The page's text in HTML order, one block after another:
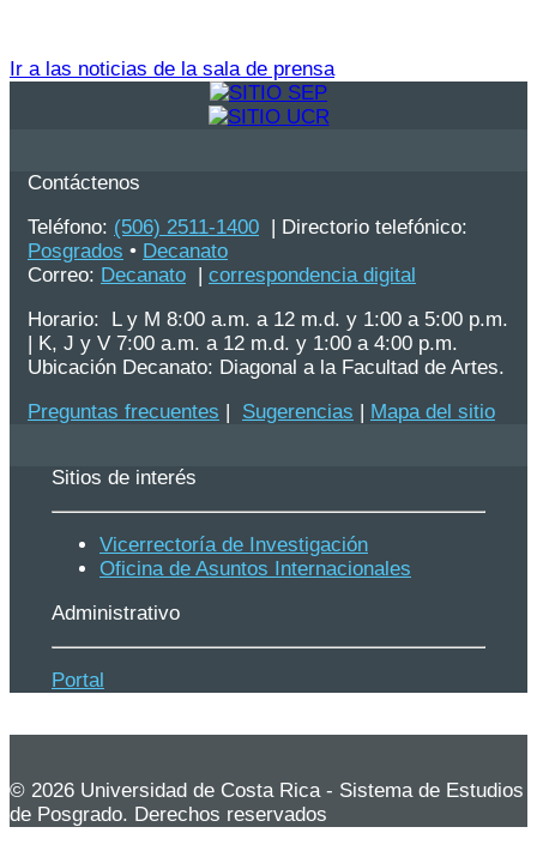
Ir a las noticias de la sala de prensa
Contáctenos
Teléfono: (506) 2511-1400 | Directorio telefónico:
Posgrados • Decanato
Correo: Decanato | correspondencia digital
Horario: L y M 8:00 a.m. a 12 m.d. y 1:00 a 5:00 p.m.
| K, J y V 7:00 a.m. a 12 m.d. y 1:00 a 4:00 p.m.
Ubicación Decanato: Diagonal a la Facultad de Artes.
Preguntas frecuentes | Sugerencias | Mapa del sitio
Sitios de interés
Vicerrectoría de Investigación
Oficina de Asuntos Internacionales
Administrativo
Portal
© 2026 Universidad de Costa Rica - Sistema de Estudios
de Posgrado. Derechos reservados